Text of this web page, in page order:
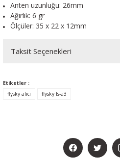
Anten uzunluğu: 26mm
Ağırlık: 6 gr
Ölçüler: 35 x 22 x 12mm
Taksit Seçenekleri
Etiketler :
flysky alıcı
flysky fs-a3